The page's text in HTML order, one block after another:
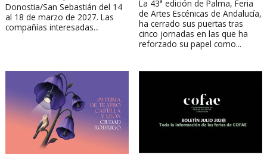
Donostia/San Sebastián del 14
al 18 de marzo de 2027. Las
compañías interesadas...
La 43ª edición de Palma, Feria
de Artes Escénicas de Andalucía,
ha cerrado sus puertas tras
cinco jornadas en las que ha
reforzado su papel como...